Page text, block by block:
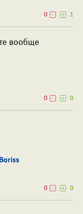
0
1
вообще
0
0
Boriss
0
0